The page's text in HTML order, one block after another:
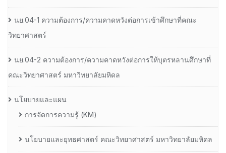
นย.04-1 ความต้องการ/ความคาดหวังต่อการเข้าศึกษาที่คณะ
วิทยาศาสตร์
นย.04-2 ความต้องการ/ความคาดหวังต่อการให้บุตรหลานศึกษาที่
คณะวิทยาศาสตร์ มหาวิทยาลัยมหิดล
นโยบายและแผน
การจัดการความรู้ (KM)
นโยบายและยุทธศาสตร์ คณะวิทยาศาสตร์ มหาวิทยาลัยมหิดล